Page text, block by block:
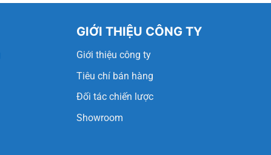
GIỚI THIỆU CÔNG TY
Giới thiệu công ty
Tiêu chí bán hàng
Đối tác chiến lược
Showroom